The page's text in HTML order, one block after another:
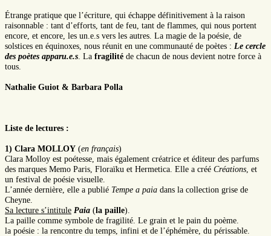
Étrange pratique que l’écriture, qui échappe définitivement à la raison
raisonnable : tant d’efforts, tant de feu, tant de flammes, qui nous portent
encore, et encore, les un.e.s vers les autres. La magie de la poésie, de
solstices en équinoxes, nous réunit en une communauté de poètes : Le cercle
des poètes apparu.e.s . La fragilité de chacun de nous devient notre force à
tous.
Nathalie Guiot & Barbara Polla
Liste de lectures :
1) Clara MOLLOY (en français)
Clara Molloy est poétesse, mais également créatrice et éditeur des parfums
des marques Memo Paris, Floraïku et Hermetica. Elle a créé Créations , et
un festival de poésie visuelle.
L’année dernière, elle a publié Tempe a paia dans la collection grise de
Cheyne.
Sa lecture s’intitule Paia (la paille).
La paille comme symbole de fragilité. Le grain et le pain du poème.
la poésie : la rencontre du temps, infini et de l’éphémère, du périssable.